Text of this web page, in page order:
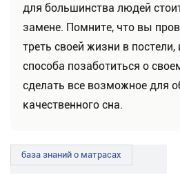
для большинства людей
замене. Помните, что вы
треть своей жизни в постели,
способа позаботиться о
сделать все возможное для
качественного сна.
база знаний о матрасах